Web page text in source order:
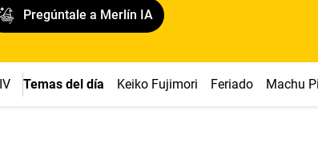
Pregúntale a Merlín IA
Temas del día Keiko Fujimori Feriado Machu